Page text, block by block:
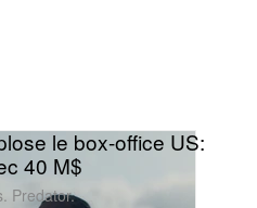
le box-office US:
40 M$
Predator.